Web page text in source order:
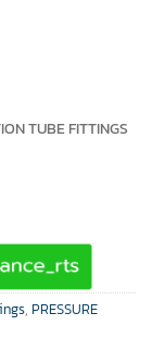
TUBE FITTINGS
, PRESSURE